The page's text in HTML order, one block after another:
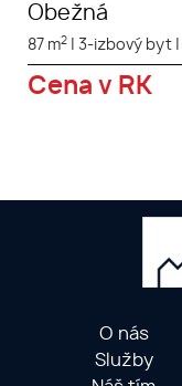
Obežná
87 m2 3-izbový byt
Cena v RK
O nás
Služby